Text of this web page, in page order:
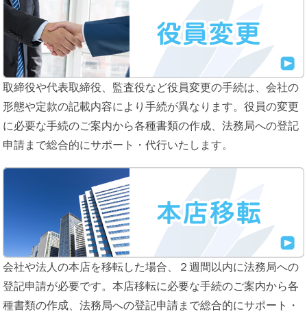
取締役や代表取締役、監査役など役員変更の手続は、会社の
形態や定款の記載内容により手続が異なります。役員の変更
に必要な手続のご案内から各種書類の作成、法務局への登記
申請まで総合的にサポート・代行いたします。
会社や法人の本店を移転した場合、２週間以内に法務局への
登記申請が必要です。本店移転に必要な手続のご案内から各
種書類の作成、法務局への登記申請まで総合的にサポート・